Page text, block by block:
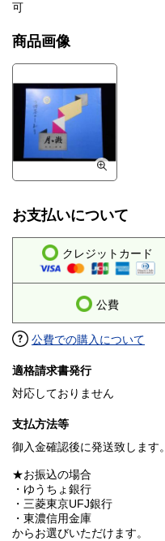
可
商品画像
お支払いについて
クレジットカード
公費
公費での購入について
適格請求書発行
対応しておりません
支払方法等
御入金確認後に発送致します。
★お振込の場合
・ゆうちょ銀行
・三菱東京UFJ銀行
・東濃信用金庫
からお選びいただけます。